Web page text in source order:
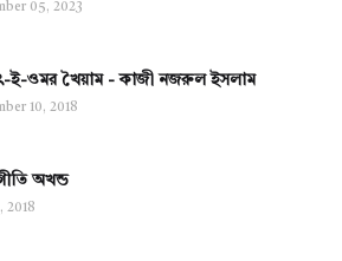
05, 2023
ই-ওমর খৈয়াম - কাজী নজরুল ইসলাম
10, 2018
অখন্ড
2018